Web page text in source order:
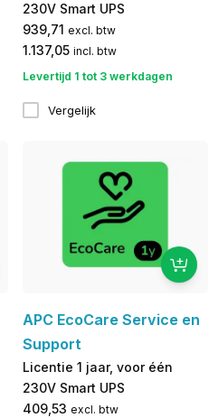
230V Smart UPS
939,71 excl. btw
1.137,05 incl. btw
Levertijd 1 tot 3 werkdagen
Vergelijk
APC EcoCare Service en
Support
Licentie 1 jaar, voor één
230V Smart UPS
409,53 excl. btw